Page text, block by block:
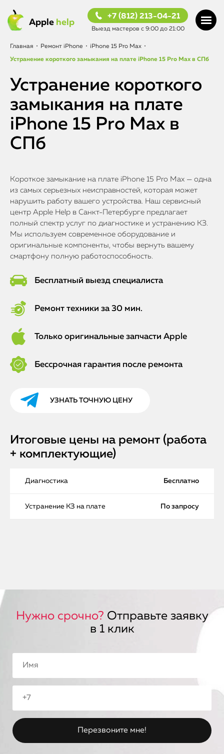
Apple help
+7 (812) 213-04-21
Выезд мастеров с 9:00 до 21:00
Главная • Ремонт iPhone • iPhone 15 Pro Max •
Устранение короткого замыкания на плате iPhone 15 Pro Max в СПб
Устранение короткого
замыкания на плате
iPhone 15 Pro Max в
СПб
Короткое замыкание на плате iPhone 15 Pro Max — одна
из самых серьезных неисправностей, которая может
нарушить работу вашего устройства. Наш сервисный
центр Apple Help в Санкт-Петербурге предлагает
полный спектр услуг по диагностике и устранению КЗ.
Мы используем современное оборудование и
оригинальные компоненты, чтобы вернуть вашему
смартфону полную работоспособность.
Бесплатный выезд специалиста
Ремонт техники за 30 мин.
Только оригинальные запчасти Apple
Бессрочная гарантия после ремонта
УЗНАТЬ ТОЧНУЮ ЦЕНУ
Итоговые цены на ремонт (работа
+ комплектующие)
Диагностика Бесплатно
Устранение КЗ на плате По запросу
Нужно срочно? Отправьте заявку
в 1 клик